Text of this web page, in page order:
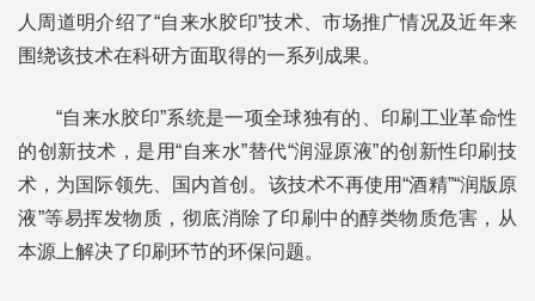
人周道明介绍了“自来水胶印”技术、市场推广情况及近年来
围绕该技术在科研方面取得的一系列成果。
“自来水胶印”系统是一项全球独有的、印刷工业革命性
的创新技术，是用“自来水”替代“润湿原液”的创新性印刷技
术，为国际领先、国内首创。该技术不再使用“酒精”“润版原
液”等易挥发物质，彻底消除了印刷中的醇类物质危害，从
本源上解决了印刷环节的环保问题。